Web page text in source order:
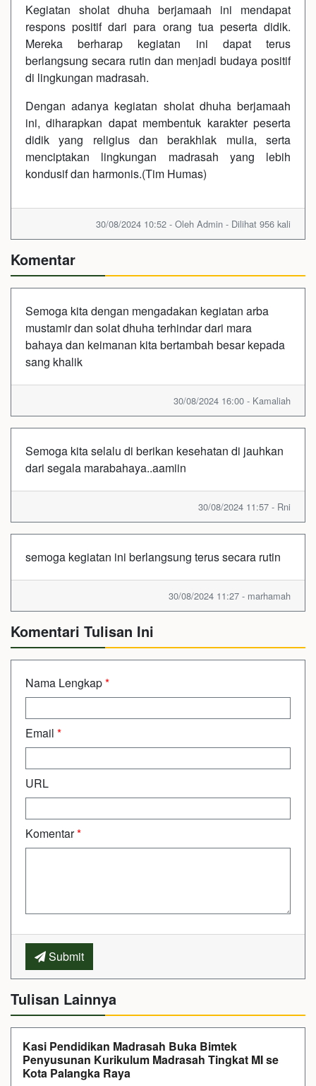
Kegiatan sholat dhuha berjamaah ini mendapat
respons positif dari para orang tua peserta didik.
Mereka berharap kegiatan ini dapat terus
berlangsung secara rutin dan menjadi budaya positif
di lingkungan madrasah.
Dengan adanya kegiatan sholat dhuha berjamaah
ini, diharapkan dapat membentuk karakter peserta
didik yang religius dan berakhlak mulia, serta
menciptakan lingkungan madrasah yang lebih
kondusif dan harmonis.(Tim Humas)
30/08/2024 10:52 - Oleh Admin - Dilihat 956 kali
Komentar
Semoga kita dengan mengadakan kegiatan arba
mustamir dan solat dhuha terhindar dari mara
bahaya dan keimanan kita bertambah besar kepada
sang khalik
30/08/2024 16:00 - Kamaliah
Semoga kita selalu di berikan kesehatan di jauhkan
dari segala marabahaya..aamiin
30/08/2024 11:57 - Rni
semoga kegiatan ini berlangsung terus secara rutin
30/08/2024 11:27 - marhamah
Komentari Tulisan Ini
Nama Lengkap*
Email *
URL
Komentar*
Submit
Tulisan Lainnya
Kasi Pendidikan Madrasah Buka Bimtek
Penyusunan Kurikulum Madrasah Tingkat MI se
Kota Palangka Raya